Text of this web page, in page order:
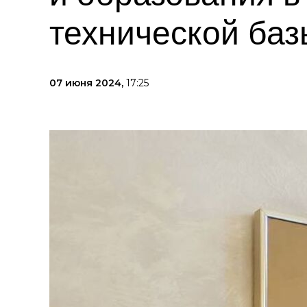
технической
07 июня 2024, 17:25